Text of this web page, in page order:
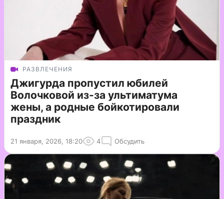
РАЗВЛЕЧЕНИЯ
Джигурда пропустил юбилей
Волочковой из-за ультиматума
жены, а родные бойкотировали
праздник
21 января, 2026, 18:20 4 Обсудить